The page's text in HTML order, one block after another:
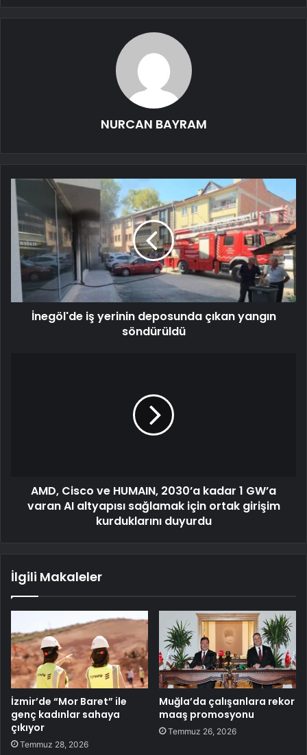
NURCAN BAYRAM
İnegöl'de iş yerinin deposunda çıkan yangın
söndürüldü
AMD, Cisco ve HUMAIN, 2030’a kadar 1 GW’a
varan AI altyapısı sağlamak için ortak girişim
kurduklarını duyurdu
İlgili Makaleler
İzmir’de “Mor Baret” ile
genç kadınlar sahaya
çıkıyor
Temmuz 28, 2026
Muğla’da çalışanlara rekor
maaş promosyonu
Temmuz 26, 2026